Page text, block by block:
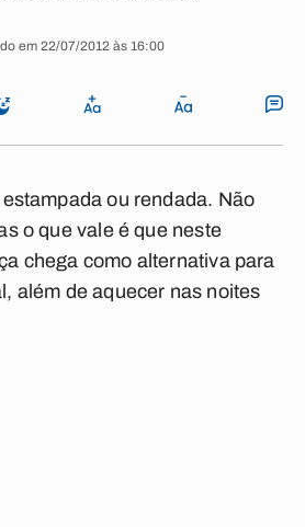
em 22/07/2012 às 16:00
ou rendada. Não
o que vale é que neste
chega como alternativa para
além de aquecer nas noites